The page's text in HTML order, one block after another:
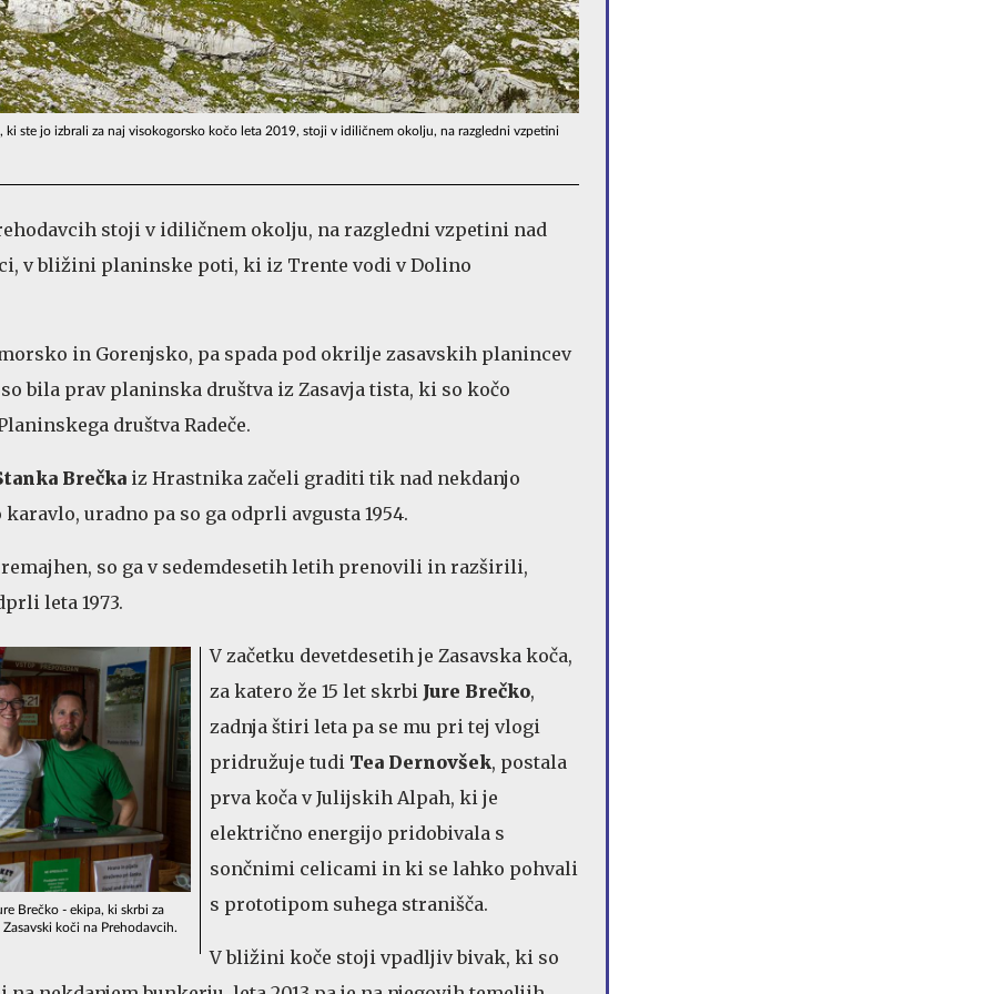
ki ste jo izbrali za naj visokogorsko kočo leta 2019, stoji v idiličnem okolju, na razgledni vzpetini
stoji v idiličnem okolju, na razgledni vzpetini nad
v bližini planinske poti, ki iz Trente vodi v Dolino
in Gorenjsko, pa spada pod okrilje zasavskih planincev
bila prav planinska društva iz Zasavja tista, ki so kočo
društva Radeče.
Brečka iz Hrastnika začeli graditi tik nad nekdanjo
uradno pa so ga odprli avgusta 1954.
so ga v sedemdesetih letih prenovili in razširili,
leta 1973.
Brečko - ekipa, ki skrbi za
koči na Prehodavcih.
V začetku devetdesetih je Zasavska koča,
za katero že 15 let skrbi Jure Brečko,
zadnja štiri leta pa se mu pri tej vlogi
pridružuje tudi Tea Dernovšek, postala
prva koča v Julijskih Alpah, ki je
električno energijo pridobivala s
sončnimi celicami in ki se lahko pohvali
s prototipom suhega stranišča.
V bližini koče stoji vpadljiv bivak, ki so